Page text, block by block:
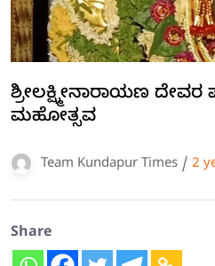
ಶ್ರೀಲಕ್ಷ್ಮೀನಾರಾಯಣ ದೇವರ
ಮಹೋತ್ಸವ
Team Kundapur Times / 2
Share